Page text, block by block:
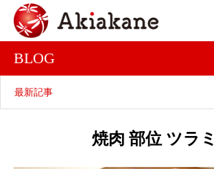
BLOG
最新記事
焼肉 部位 ツラミ